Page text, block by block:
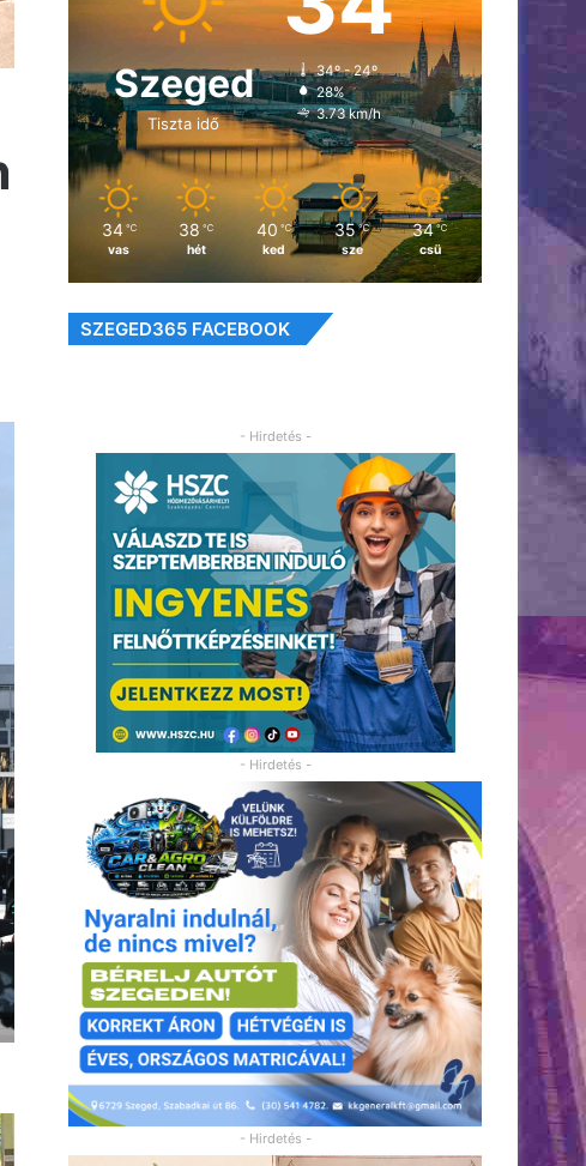
Szeged
Tiszta idő
34º - 24º
28%
3.73 km/h
34 ℃
vas
38 ℃
hét
40 ℃
ked
35 ℃
sze
34 ℃
csü
SZEGED365 FACEBOOK
- Hirdetés -
- Hirdetés -
- Hirdetés -